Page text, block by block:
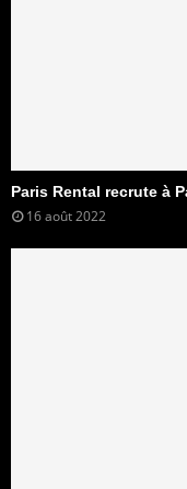
Paris Rental recrute à
16 août 2022